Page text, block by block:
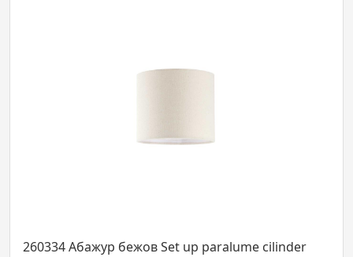
Абажур бежов Set up paralume cilinder
284309